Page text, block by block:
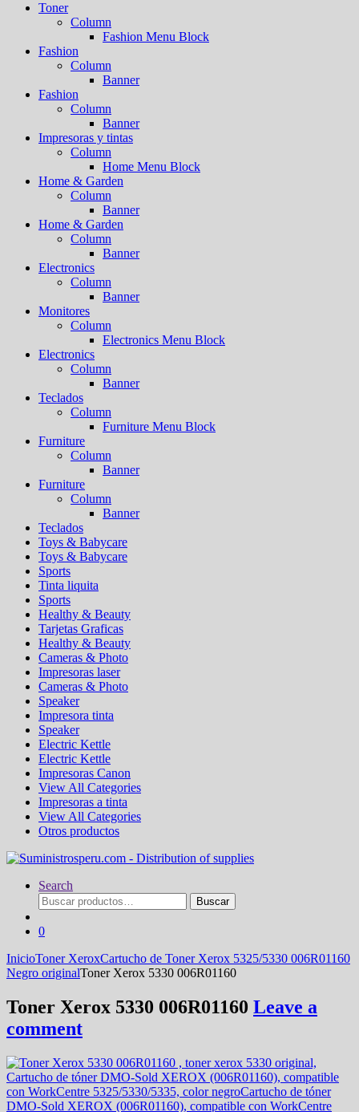
Toner
Column
Fashion Menu Block
Fashion
Column
Banner
Fashion
Column
Banner
Impresoras y tintas
Column
Home Menu Block
Home & Garden
Column
Banner
Home & Garden
Column
Banner
Electronics
Column
Banner
Monitores
Column
Electronics Menu Block
Electronics
Column
Banner
Teclados
Column
Furniture Menu Block
Furniture
Column
Banner
Furniture
Column
Banner
Teclados
Toys & Babycare
Toys & Babycare
Sports
Tinta liquita
Sports
Healthy & Beauty
Tarjetas Graficas
Healthy & Beauty
Cameras & Photo
Impresoras laser
Cameras & Photo
Speaker
Impresora tinta
Speaker
Electric Kettle
Electric Kettle
Impresoras Canon
View All Categories
Impresoras a tinta
View All Categories
Otros productos
Search
Buscar
por:
Buscar
0
InicioToner XeroxCartucho de Toner Xerox 5325/5330 006R01160
Negro originalToner Xerox 5330 006R01160
Toner Xerox 5330 006R01160 Leave a
comment